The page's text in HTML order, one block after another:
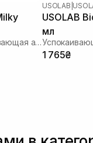
Восстанавливающая успокаивающая ампула для лица
USOLAB
USOLAB
мл
1 765₴